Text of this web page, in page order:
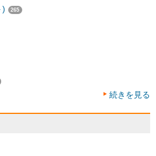
) 265
続きを見る